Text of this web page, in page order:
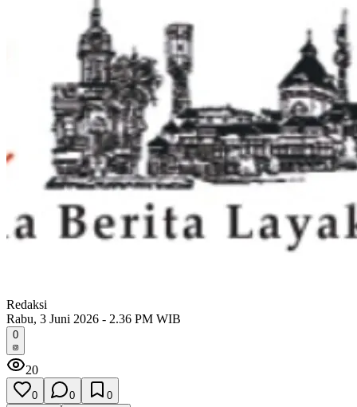
Redaksi
Rabu, 3 Juni 2026 - 2.36 PM WIB
0
20
0 0 0